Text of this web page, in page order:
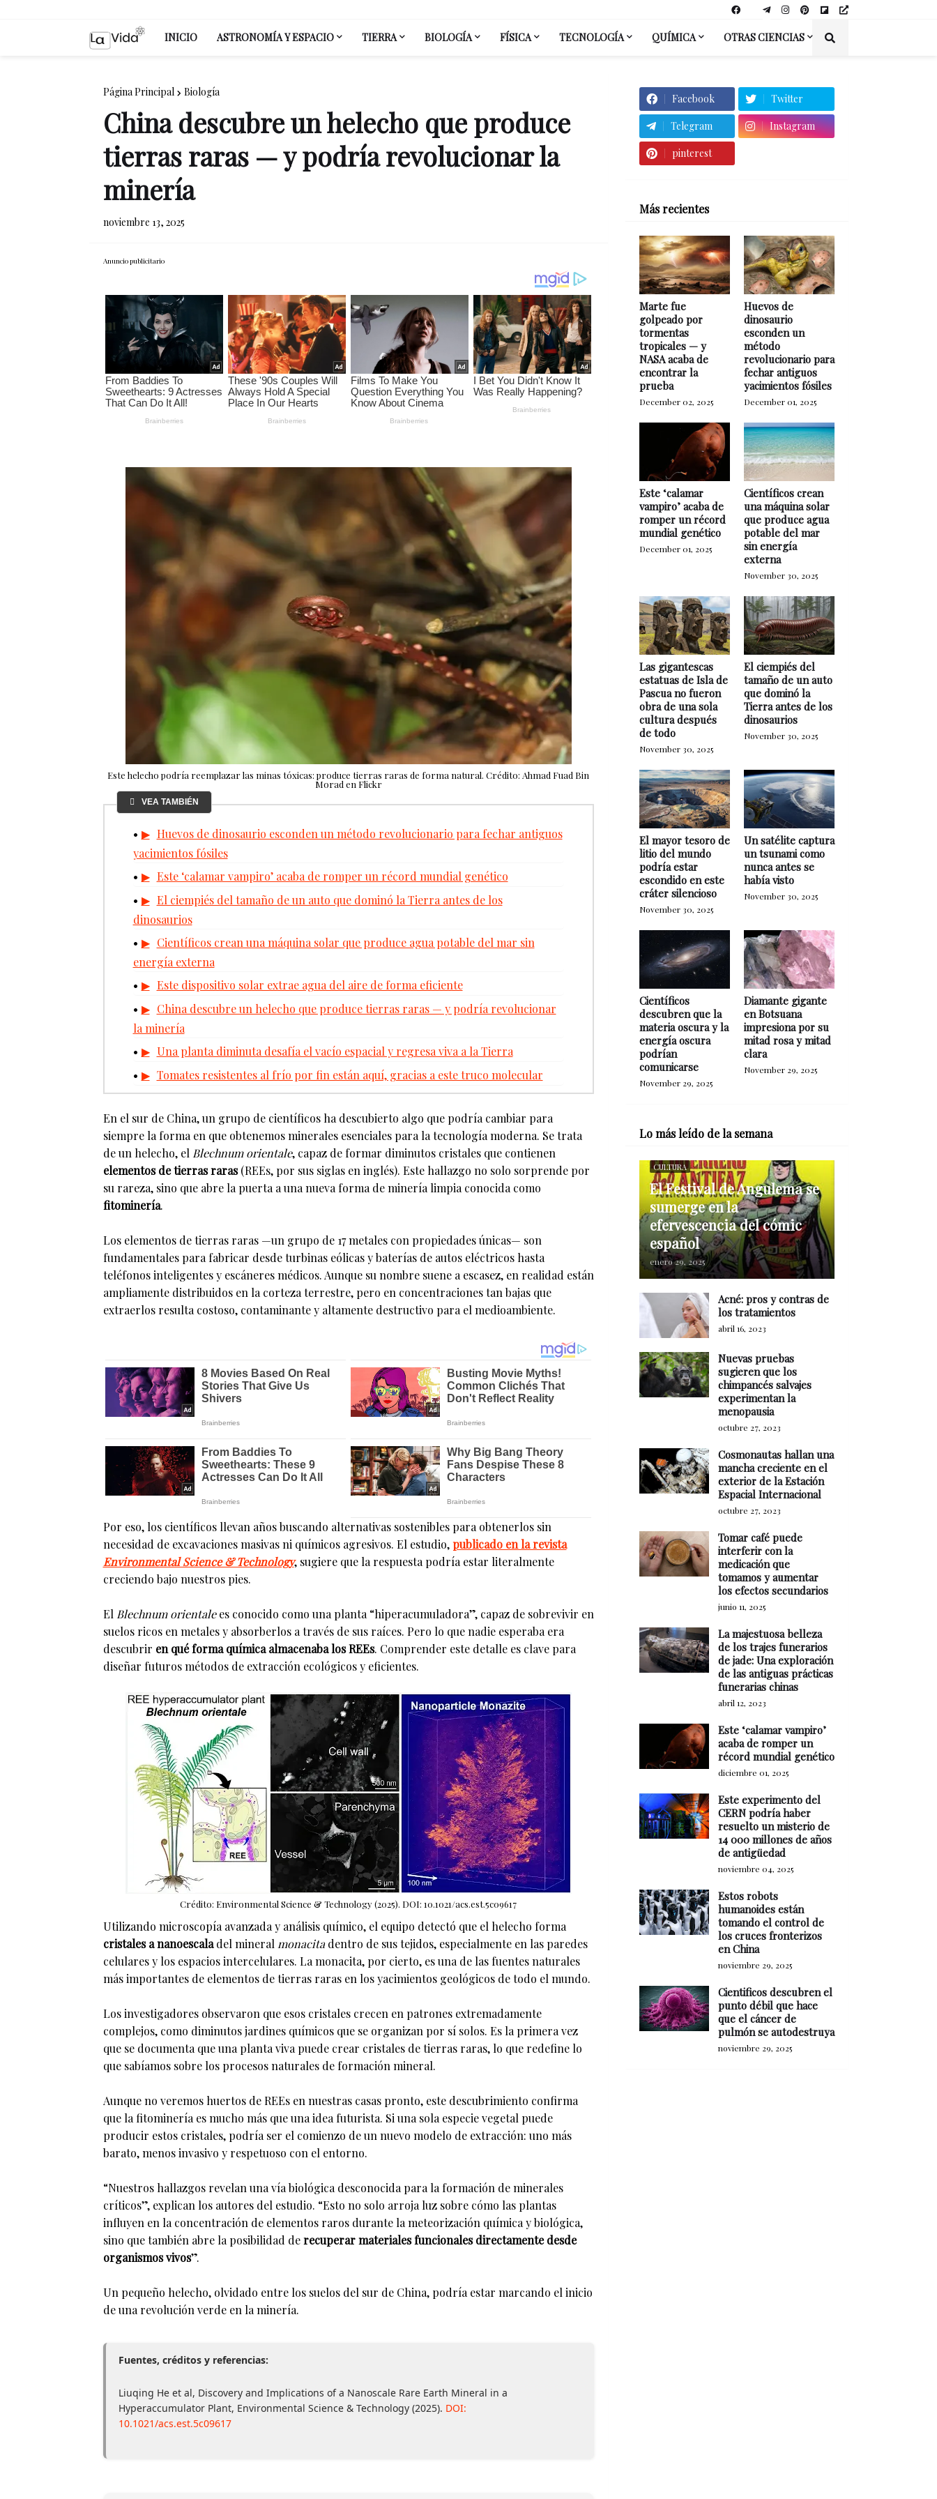
INICIO ASTRONOMÍA Y ESPACIO TIERRA BIOLOGÍA FÍSICA TECNOLOGÍA QUÍMICA OTRAS CIENCIAS
Página Principal Biología
China descubre un helecho que produce
tierras raras — y podría revolucionar la
minería
noviembre 13, 2025
Anuncio publicitario
Este helecho podría reemplazar las minas tóxicas: produce tierras raras de forma natural. Crédito: Ahmad Fuad Bin
Morad en Flickr
VEA TAMBIÉN
Huevos de dinosaurio esconden un método revolucionario para fechar antiguos
yacimientos fósiles
Este ‘calamar vampiro’ acaba de romper un récord mundial genético
El ciempiés del tamaño de un auto que dominó la Tierra antes de los
dinosaurios
Científicos crean una máquina solar que produce agua potable del mar sin
energía externa
Este dispositivo solar extrae agua del aire de forma eficiente
China descubre un helecho que produce tierras raras — y podría revolucionar
la minería
Una planta diminuta desafía el vacío espacial y regresa viva a la Tierra
Tomates resistentes al frío por fin están aquí, gracias a este truco molecular
En el sur de China, un grupo de científicos ha descubierto algo que podría cambiar para
siempre la forma en que obtenemos minerales esenciales para la tecnología moderna. Se trata
de un helecho, el Blechnum orientale, capaz de formar diminutos cristales que contienen
elementos de tierras raras(REEs, por sus siglas en inglés). Este hallazgo no solo sorprende por
su rareza, sino que abre la puerta a una nueva forma de minería limpia conocida como
fitominería.
Los elementos de tierras raras —un grupo de 17 metales con propiedades únicas— son
fundamentales para fabricar desde turbinas eólicas y baterías de autos eléctricos hasta
teléfonos inteligentes y escáneres médicos. Aunque su nombre suene a escasez, en realidad están
ampliamente distribuidos en la corteza terrestre, pero en concentraciones tan bajas que
extraerlos resulta costoso, contaminante y altamente destructivo para el medioambiente.
Por eso, los científicos llevan años buscando alternativas sostenibles para obtenerlos sin
necesidad de excavaciones masivas ni químicos agresivos. El estudio,publicado en la revista
Environmental Science & Technology, sugiere que la respuesta podría estar literalmente
creciendo bajo nuestros pies.
El Blechnum orientalees conocido como una planta “hiperacumuladora”, capaz de sobrevivir en
suelos ricos en metales y absorberlos a través de sus raíces. Pero lo que nadie esperaba era
descubrir en qué forma química almacenaba los REEs. Comprender este detalle es clave para
diseñar futuros métodos de extracción ecológicos y eficientes.
Crédito: Environmental Science & Technology (2025). DOI: 10.1021/acs.est.5c09617
Utilizando microscopía avanzada y análisis químico, el equipo detectó que el helecho forma
cristales a nanoescaladel mineral monacitadentro de sus tejidos, especialmente en las paredes
celulares y los espacios intercelulares. La monacita, por cierto, es una de las fuentes naturales
más importantes de elementos de tierras raras en los yacimientos geológicos de todo el mundo.
Los investigadores observaron que esos cristales crecen en patrones extremadamente
complejos, como diminutos jardines químicos que se organizan por sí solos. Es la primera vez
que se documenta que una planta viva puede crear cristales de tierras raras, lo que redefine lo
que sabíamos sobre los procesos naturales de formación mineral.
Aunque no veremos huertos de REEs en nuestras casas pronto, este descubrimiento confirma
que la fitominería es mucho más que una idea futurista. Si una sola especie vegetal puede
producir estos cristales, podría ser el comienzo de un nuevo modelo de extracción: uno más
barato, menos invasivo y respetuoso con el entorno.
“Nuestros hallazgos revelan una vía biológica desconocida para la formación de minerales
críticos”, explican los autores del estudio. “Esto no solo arroja luz sobre cómo las plantas
influyen en la concentración de elementos raros durante la meteorización química y biológica,
sino que también abre la posibilidad derecuperar materiales funcionales directamente desde
organismos vivos”.
Un pequeño helecho, olvidado entre los suelos del sur de China, podría estar marcando el inicio
de una revolución verde en la minería.
Fuentes, créditos y referencias:
Liuqing He et al, Discovery and Implications of a Nanoscale Rare Earth Mineral in a
Hyperaccumulator Plant, Environmental Science & Technology (2025). DOI:
10.1021/acs.est.5c09617
Facebook Twitter
Telegram Instagram
pinterest
Más recientes
Marte fue
golpeado por
tormentas
tropicales — y
NASA acaba de
encontrar la
prueba
December 02, 2025
Huevos de
dinosaurio
esconden un
método
revolucionario para
fechar antiguos
yacimientos fósiles
December 01, 2025
Este ‘calamar
vampiro’ acaba de
romper un récord
mundial genético
December 01, 2025
Científicos crean
una máquina solar
que produce agua
potable del mar
sin energía
externa
November 30, 2025
Las gigantescas
estatuas de Isla de
Pascua no fueron
obra de una sola
cultura después
de todo
November 30, 2025
El ciempiés del
tamaño de un auto
que dominó la
Tierra antes de los
dinosaurios
November 30, 2025
El mayor tesoro de
litio del mundo
podría estar
escondido en este
cráter silencioso
November 30, 2025
Un satélite captura
un tsunami como
nunca antes se
había visto
November 30, 2025
Científicos
descubren que la
materia oscura y la
energía oscura
podrían
comunicarse
November 29, 2025
Diamante gigante
en Botsuana
impresiona por su
mitad rosa y mitad
clara
November 29, 2025
Lo más leído de la semana
CULTURA
El Festival de Angulema se
sumerge en la
efervescencia del cómic
español
enero 29, 2025
Acné: pros y contras de
los tratamientos
abril 16, 2023
Nuevas pruebas
sugieren que los
chimpancés salvajes
experimentan la
menopausia
octubre 27, 2023
Cosmonautas hallan una
mancha creciente en el
exterior de la Estación
Espacial Internacional
octubre 27, 2023
Tomar café puede
interferir con la
medicación que
tomamos y aumentar
los efectos secundarios
junio 11, 2025
La majestuosa belleza
de los trajes funerarios
de jade: Una exploración
de las antiguas prácticas
funerarias chinas
abril 12, 2023
Este ‘calamar vampiro’
acaba de romper un
récord mundial genético
diciembre 01, 2025
Este experimento del
CERN podría haber
resuelto un misterio de
14 000 millones de años
de antigüedad
noviembre 04, 2025
Estos robots
humanoides están
tomando el control de
los cruces fronterizos
en China
noviembre 29, 2025
Cientificos descubren el
punto débil que hace
que el cáncer de
pulmón se autodestruya
noviembre 29, 2025